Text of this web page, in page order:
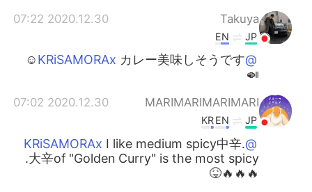
Takuya
2020.12.30 07:22
JP
EN
@KRiSAMORAx
カレー美味しそうです☺️
🍛
MARIMARIMARIMARI
2020.12.30 07:02
JP
EN
KR
@KRiSAMORAx
I like medium spicy中辛.
大辛of "Golden Curry" is the most spicy.
🔥🔥🔥😝